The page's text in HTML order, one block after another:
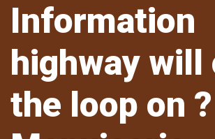
Information
highway will
the loop on